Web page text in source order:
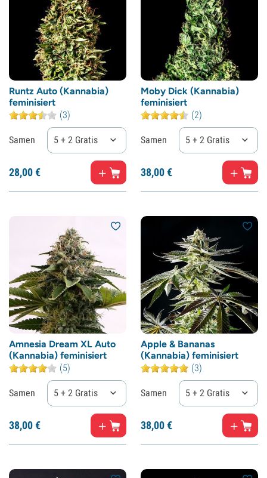
Runtz Auto (Kannabia)
feminisiert
(3)
Samen 5 + 2 Gratis
28,00€
Moby Dick (Kannabia)
feminisiert
(2)
Samen 5 + 2 Gratis
38,00€
Amnesia Dream XL Auto
(Kannabia) feminisiert
(5)
Samen 5 + 2 Gratis
38,00€
Apple & Bananas
(Kannabia) feminisiert
(3)
Samen 5 + 2 Gratis
38,00€